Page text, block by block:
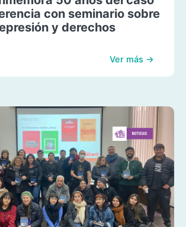
con seminario sobre
y derechos
Ver más →